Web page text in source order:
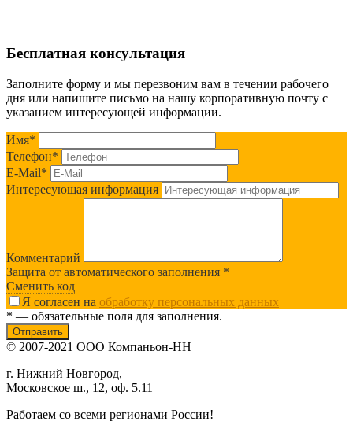
Бесплатная консультация
Заполните форму и мы перезвоним вам в течении рабочего
дня или напишите письмо на нашу корпоративную почту с
указанием интересующей информации.
Имя*
Телефон*
E-Mail*
Интересующая информация
Комментарий
Защита от автоматического заполнения *
Сменить код
Я согласен на обработку персональных данных
* — обязательные поля для заполнения.
© 2007-2021 ООО Компаньон-НН
г. Нижний Новгород,
Московское ш., 12, оф. 5.11
Работаем со всеми регионами России!